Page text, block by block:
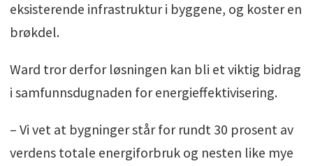
eksisterende infrastruktur i byggene, og koster en
brøkdel.
Ward tror derfor løsningen kan bli et viktig bidrag
i samfunnsdugnaden for energieffektivisering.
– Vi vet at bygninger står for rundt 30 prosent av
verdens totale energiforbruk og nesten like mye